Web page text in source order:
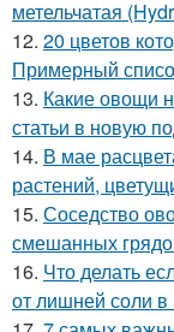
метельчатая
12. 20 цветов
Примерный
13. Какие овощи
статьи в новую
14. В мае
растений,
15. Соседство
смешанных
16. Что делать
от лишней соли в